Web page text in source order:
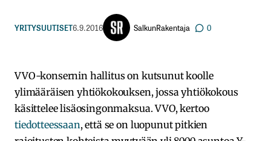
YRITYSUUTISET6.9.2016 SalkunRakentaja 0
VVO-konsernin hallitus on kutsunut koolle
ylimääräisen yhtiökokouksen, jossa yhtiökokous
käsittelee lisäosingonmaksua. VVO, kertoo
tiedotteessaan, että se on luopunut pitkien